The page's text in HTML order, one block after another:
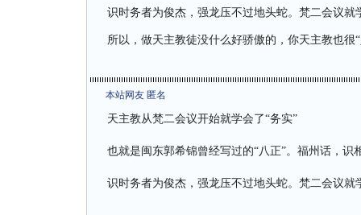
识时务者为俊杰，强龙压不过地头蛇。梵二会议
所以，做天主教徒没什么好骄傲的，你天主教也很
本站网友 匿名
天主教从梵二会议开始就学会了“务实”
也就是闽东郭希锦曾经写过的“八正”。福州话，识
识时务者为俊杰，强龙压不过地头蛇。梵二会议